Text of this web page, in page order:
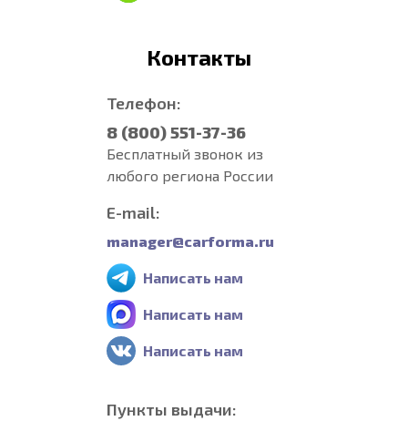
Контакты
Телефон:
8 (800) 551-37-36
Бесплатный звонок из
любого региона России
E-mail:
manager@carforma.ru
Написать нам
Написать нам
Написать нам
Пункты выдачи: